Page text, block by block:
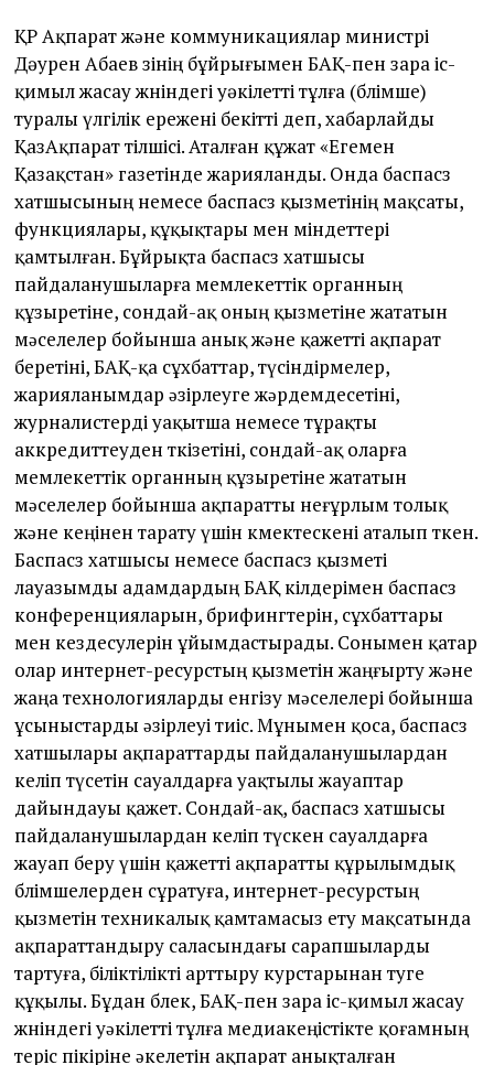
ҚР Ақпарат жəне коммуникациялар министрі
Дәурен Абаев өзінің бұйрығымен БАҚ-пен өзара іс-
қимыл жасау жөніндегі уәкілетті тұлға (бөлімше)
туралы үлгілік ережені бекітті деп, хабарлайды
ҚазАқпарат тілшісі. Аталған құжат «Егемен
Қазақстан» газетінде жарияланды. Онда баспасөз
хатшысының немесе баспасөз қызметінің мақсаты,
функциялары, құқықтары мен міндеттері
қамтылған. Бұйрықта баспасөз хатшысы
пайдаланушыларға мемлекеттік органның
құзыретіне, сондай-ақ оның қызметіне жататын
мəселелер бойынша анық жəне қажетті ақпарат
беретіні, БАҚ-қа сұхбаттар, түсіндірмелер,
жарияланымдар əзірлеуге жəрдемдесетіні,
журналистерді уақытша немесе тұрақты
аккредиттеуден өткізетіні, сондай-ақ оларға
мемлекеттік органның құзыретіне жататын
мəселелер бойынша ақпаратты неғұрлым толық
жəне кеңінен тарату үшін көмектескені аталып өткен.
Баспасөз хатшысы немесе баспасөз қызметі
лауазымды адамдардың БАҚ өкілдерімен баспасөз
конференцияларын, брифингтерін, сұхбаттары
мен кездесулерін ұйымдастырады. Сонымен қатар
олар интернет-ресурстың қызметін жаңғырту жəне
жаңа технологияларды енгізу мəселелері бойынша
ұсыныстарды əзірлеуі тиіс. Мұнымен қоса, баспасөз
хатшылары ақпараттарды пайдаланушылардан
келіп түсетін сауалдарға уақтылы жауаптар
дайындауы қажет. Сондай-ақ, баспасөз хатшысы
пайдаланушылардан келіп түскен сауалдарға
жауап беру үшін қажетті ақпаратты құрылымдық
бөлімшелерден сұратуға, интернет-ресурстың
қызметін техникалық қамтамасыз ету мақсатында
ақпараттандыру саласындағы сарапшыларды
тартуға, біліктілікті арттыру курстарынан өтуге
құқылы. Бұдан бөлек, БАҚ-пен өзара іс-қимыл жасау
жөніндегі уəкілетті тұлға медиакеңістікте қоғамның
теріс пікіріне əкелетін ақпарат анықталған